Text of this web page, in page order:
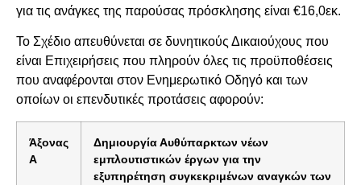
για τις ανάγκες της παρούσας πρόσκλησης είναι €16,0εκ.
Το Σχέδιο απευθύνεται σε δυνητικούς Δικαιούχους που
είναι Επιχειρήσεις που πληρούν όλες τις προϋποθέσεις
που αναφέρονται στον Ενημερωτικό Οδηγό και των
οποίων οι επενδυτικές προτάσεις αφορούν:
Άξονας
Α
Δημιουργία Αυθύπαρκτων νέων
εμπλουτιστικών έργων για την
εξυπηρέτηση συγκεκριμένων αναγκών των